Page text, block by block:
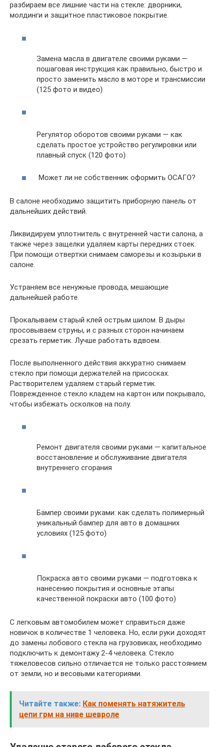
разбираем все лишние части на стекле: дворники,
молдинги и защитное пластиковое покрытие.
Замена масла в двигателе своими руками —
пошаговая инструкция как правильно, быстро и
просто заменить масло в моторе и трансмиссии
(125 фото и видео)
Регулятор оборотов своими руками — как
сделать простое устройство регулировки или
плавный спуск (120 фото)
Может ли не собственник оформить ОСАГО?
В салоне необходимо защитить приборную панель от
дальнейших действий.
Ликвидируем уплотнитель с внутренней части салона, а
также через защелки удаляем карты передних стоек.
При помощи отвертки снимаем саморезы и козырьки в
салоне.
Устраняем все ненужные провода, мешающие
дальнейшей работе.
Прокалываем старый клей острым шилом. В дыры
просовываем струны, и с разных сторон начинаем
срезать герметик. Лучше работать вдвоем.
После выполненного действия аккуратно снимаем
стекло при помощи держателей на присосках.
Растворителем удаляем старый герметик.
Поврежденное стекло кладем на картон или покрывало,
чтобы избежать осколков на полу.
Ремонт двигателя своими руками — капитальное
восстановление и обслуживание двигателя
внутреннего сгорания
Бампер своими руками: как сделать полимерный
уникальный бампер для авто в домашних
условиях (125 фото)
Покраска авто своими руками — подготовка к
нанесению покрытия и основные этапы
качественной покраски авто (100 фото)
С легковым автомобилем может справиться даже
новичок в количестве 1 человека. Но, если руки доходят
до замены лобового стекла на грузовиках, необходимо
подключить к демонтажу 2-4 человека. Стекло
тяжеловесов сильно отличается не только расстоянием
от земли, но и весовыми категориями.
Читайте также: Как поменять натяжитель
цепи грм на ниве шевроле